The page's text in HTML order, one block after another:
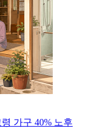
가구 40% 노후